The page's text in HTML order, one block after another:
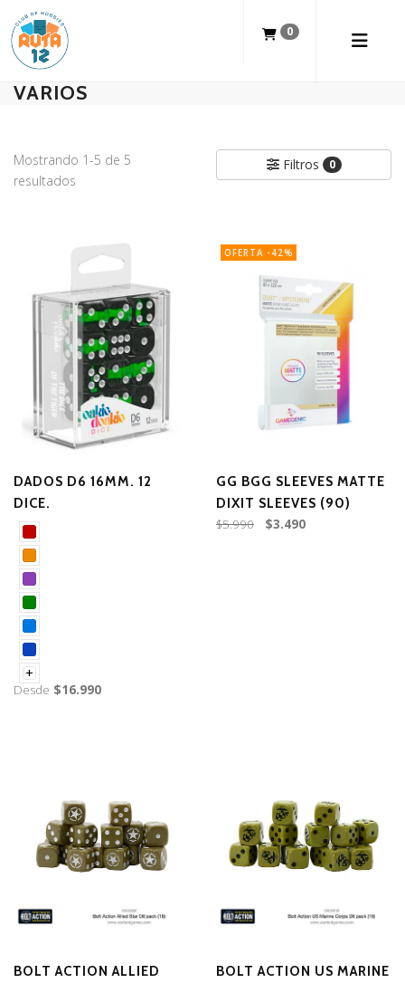
0
VARIOS
Mostrando 1-5 de 5
resultados
Filtros 0
DADOS D6 16MM. 12
DICE.
+
Desde $16.990
OFERTA -42%
GG BGG SLEEVES MATTE
DIXIT SLEEVES (90)
$5.990
$3.490
BOLT ACTION ALLIED
BOLT ACTION US MARINE